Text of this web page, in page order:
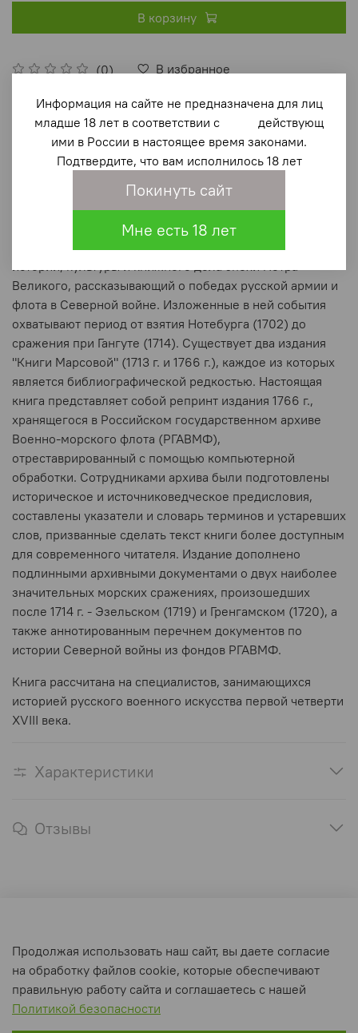
(0) В избранное
В корзину
Описание
"Книга Марсова" - уникальный памятник военной
истории, культуры и книжного дела эпохи Петра
Великого, рассказывающий о победах русской армии и
флота в Северной войне. Изложенные в ней события
охватывают период от взятия Нотебурга (1702) до
сражения при Гангуте (1714). Существует два издания
"Книги Марсовой" (1713 г. и 1766 г.), каждое из которых
является библиографической редкостью. Настоящая
книга представляет собой репринт издания 1766 г.,
хранящегося в Российском государственном архиве
Военно-морского флота (РГАВМФ),
отреставрированный с помощью компьютерной
обработки. Сотрудниками архива были подготовлены
историческое и источниковедческое предисловия,
составлены указатели и словарь терминов и устаревших
слов, призванные сделать текст книги более доступным
для современного читателя. Издание дополнено
подлинными архивными документами о двух наиболее
значительных морских сражениях, произошедших
после 1714 г. - Эзельском (1719) и Гренгамском (1720), а
также аннотированным перечнем документов по
истории Северной войны из фондов РГАВМФ.
Книга рассчитана на специалистов, занимающихся
историей русского военного искусства первой четверти
XVIII века.
Характеристики
Отзывы
Пользовательское соглашение
Условия обмена и возврата
Интернет-магазин создан на inSales
Продолжая использовать наш сайт, вы даете согласие
на обработку файлов cookie, которые обеспечивают
правильную работу сайта и соглашаетесь с нашей
Политикой безопасности
Информация на сайте не предназначена для лиц
младше 18 лет в соответствии с действующ
ими в России в настоящее время законами.
Подтвердите, что вам исполнилось 18 лет
Покинуть сайт
Мне есть 18 лет